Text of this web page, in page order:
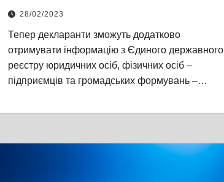
28/02/2023
Тепер декларанти зможуть додатково
отримувати інформацію з Єдиного державного
реєстру юридичних осіб, фізичних осіб –
підприємців та громадських формувань –…